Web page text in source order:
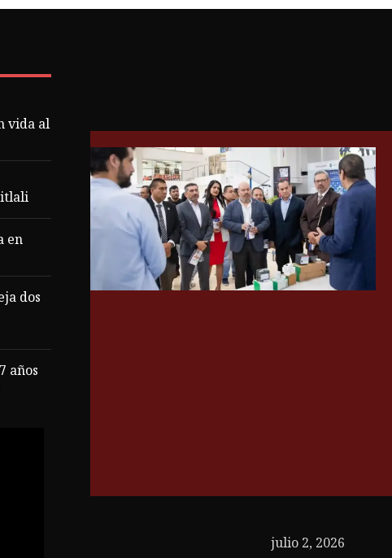
vida al
en
dos
años
julio 2, 2026